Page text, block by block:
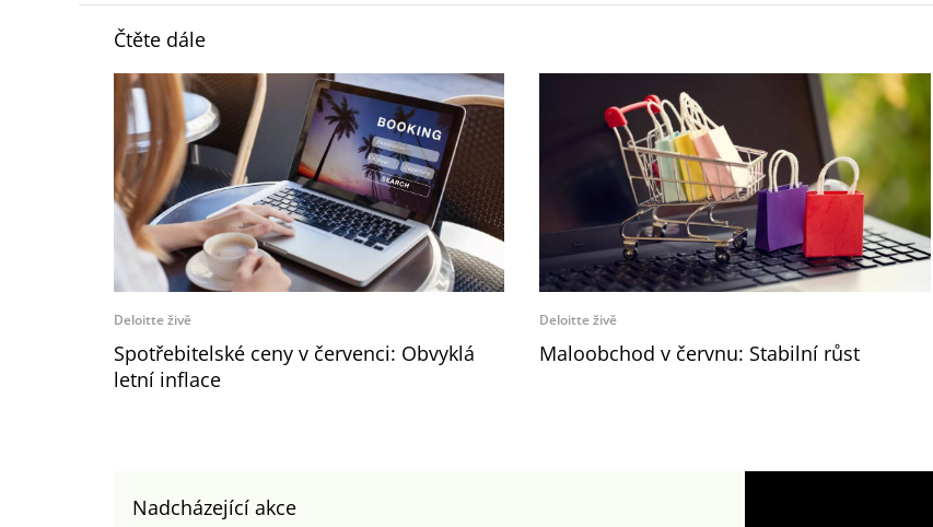
Čtěte dále
Deloitte živě
Spotřebitelské ceny v červenci: Obvyklá
letní inflace
Deloitte živě
Maloobchod v červnu: Stabilní růst
Nadcházející akce